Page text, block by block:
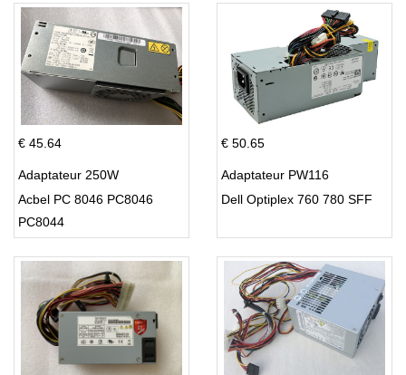
€ 45.64
Adaptateur 250W
Acbel PC 8046 PC8046
PC8044
€ 50.65
Adaptateur PW116
Dell Optiplex 760 780 SFF